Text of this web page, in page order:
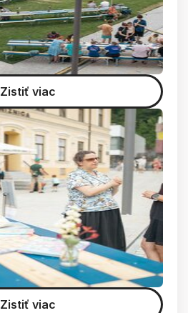
Zistiť viac
Zistiť viac